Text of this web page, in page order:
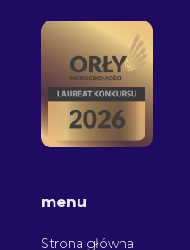
menu
Strona główna